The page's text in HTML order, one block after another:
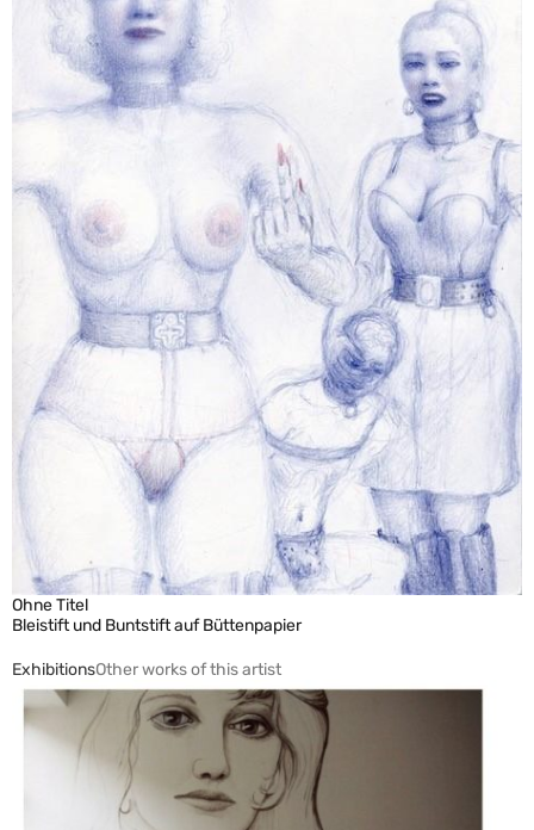
Ohne Titel
Bleistift und Buntstift auf Büttenpapier
ExhibitionsOther works of this artist